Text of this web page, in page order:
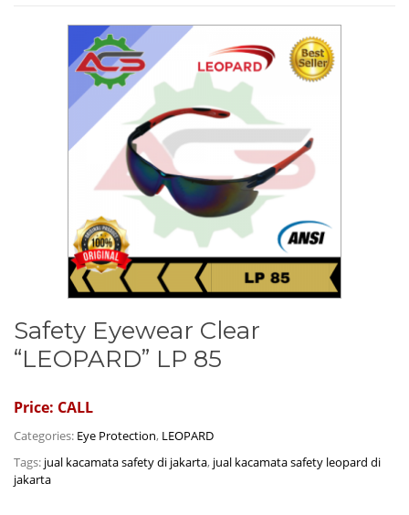
Safety Eyewear Clear
“LEOPARD” LP 85
Price: CALL
Categories: Eye Protection, LEOPARD
Tags: jual kacamata safety di jakarta, jual kacamata safety leopard di
jakarta